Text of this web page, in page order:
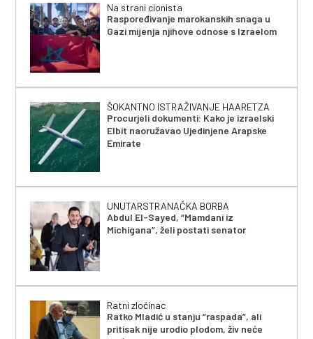
Na strani cionista
Raspoređivanje marokanskih snaga u
Gazi mijenja njihove odnose s Izraelom
ŠOKANTNO ISTRAŽIVANJE HAARETZA
Procurjeli dokumenti: Kako je izraelski
Elbit naoružavao Ujedinjene Arapske
Emirate
UNUTARSTRANAČKA BORBA
Abdul El-Sayed, “Mamdani iz
Michigana”, želi postati senator
Ratni zločinac
Ratko Mladić u stanju “raspada”, ali
pritisak nije urodio plodom, živ neće